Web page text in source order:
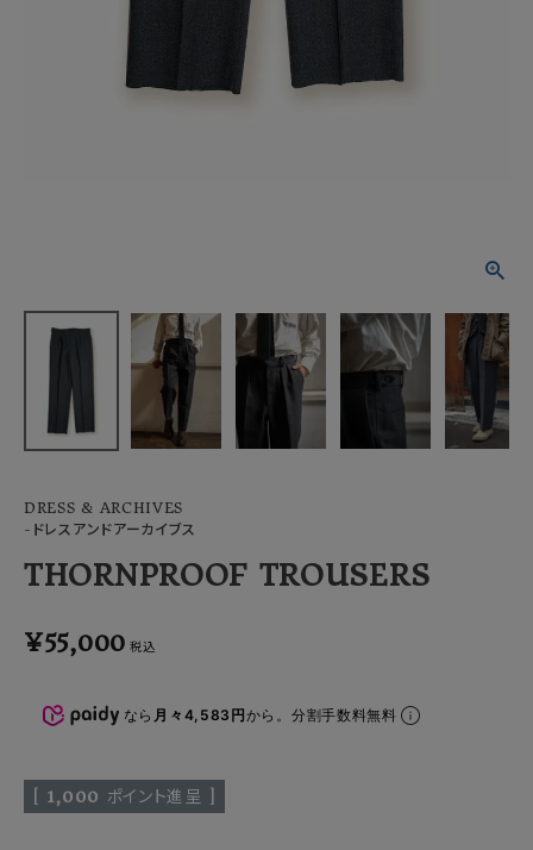
プライバシーポリシー
特定商取引法について
meeting_room person 会員登録
DRESS & ARCHIVES
-ドレスアンドアーカイブス
THORNPROOF TROUSERS
¥55,000 税込
なら 月々4,583円から。分割手数料無料
1,000 ポイント進呈 ]